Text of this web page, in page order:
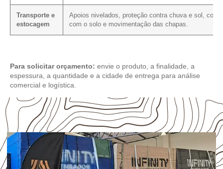
Transporte e
estocagem
Apoios nivelados, proteção contra chuva e sol,
com o solo e movimentação das chapas.
Para solicitar orçamento: envie o produto, a finalidade, a
espessura, a quantidade e a cidade de entrega para análise
comercial e logística.